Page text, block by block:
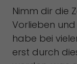
Nimm dir die
Vorlieben
habe bei
erst durch